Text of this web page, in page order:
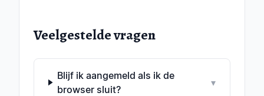
Veelgestelde vragen
Blijf ik aangemeld als ik de
browser sluit?
▾